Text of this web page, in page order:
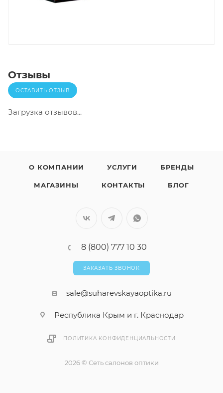
Отзывы
ОСТАВИТЬ ОТЗЫВ
Загрузка отзывов...
О КОМПАНИИ УСЛУГИ БРЕНДЫ
МАГАЗИНЫ КОНТАКТЫ БЛОГ
8 (800) 777 10 30
ЗАКАЗАТЬ ЗВОНОК
sale@suharevskayaoptika.ru
Республика Крым и г. Краснодар
ПОЛИТИКА КОНФИДЕНЦИАЛЬНОСТИ
2026 © Сеть салонов оптики